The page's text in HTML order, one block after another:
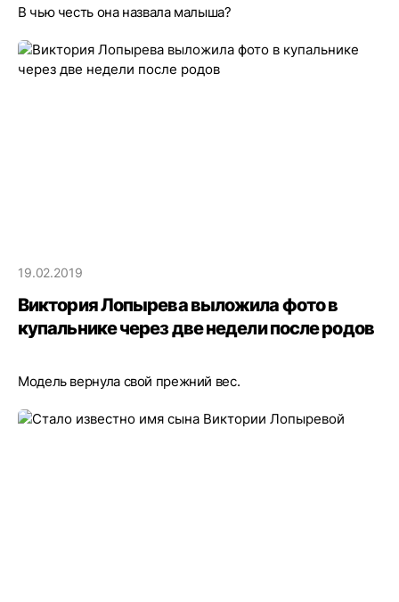
В чью честь она назвала малыша?
19.02.2019
Виктория Лопырева выложила фото в
купальнике через две недели после родов
Модель вернула свой прежний вес.